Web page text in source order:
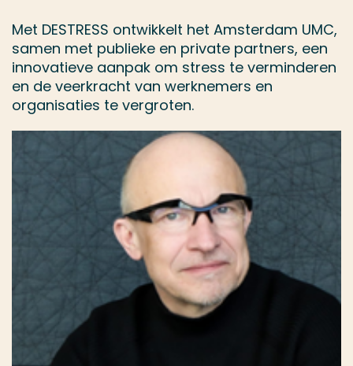
Met DESTRESS ontwikkelt het Amsterdam UMC,
samen met publieke en private partners, een
innovatieve aanpak om stress te verminderen
en de veerkracht van werknemers en
organisaties te vergroten.